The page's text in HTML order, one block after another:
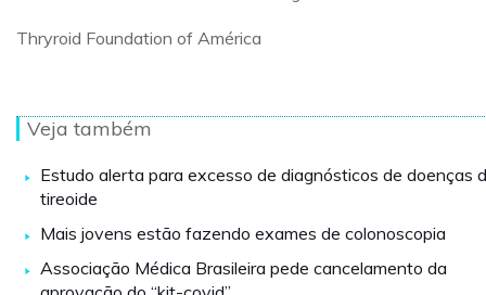
Thryroid Foundation of América
Veja também
Estudo alerta para excesso de diagnósticos de doenças
tireoide
Mais jovens estão fazendo exames de colonoscopia
Associação Médica Brasileira pede cancelamento da